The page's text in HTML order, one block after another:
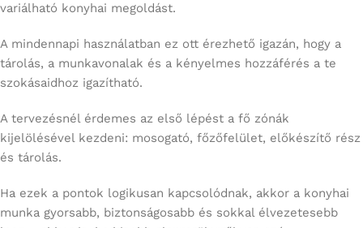
variálható konyhai megoldást.
A mindennapi használatban ez ott érezhető igazán, hogy a
tárolás, a munkavonalak és a kényelmes hozzáférés a te
szokásaidhoz igazítható.
A tervezésnél érdemes az első lépést a fő zónák
kijelölésével kezdeni: mosogató, főzőfelület, előkészítő rész
és tárolás.
Ha ezek a pontok logikusan kapcsolódnak, akkor a konyhai
munka gyorsabb, biztonságosabb és sokkal élvezetesebb